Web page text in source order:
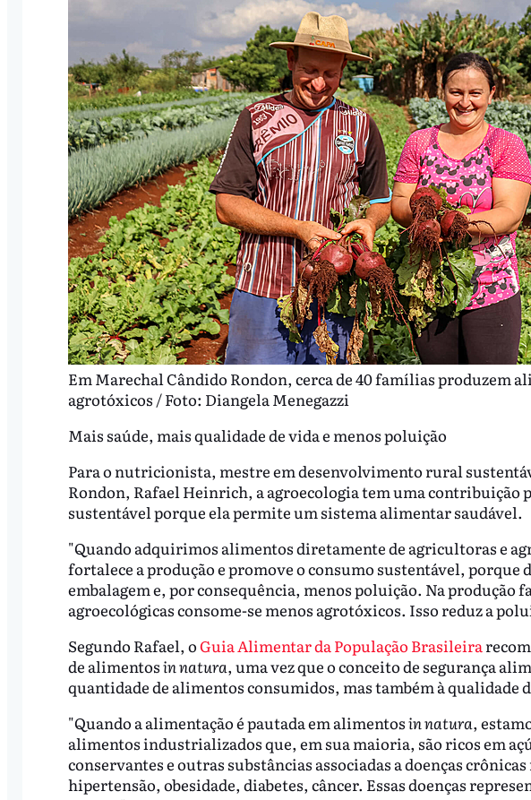
Em Marechal Cândido Rondon, cerca de 40 famílias produzem
agrotóxicos / Foto: Diangela Menegazzi
Mais saúde, mais qualidade de vida e menos poluição
Para o nutricionista, mestre em desenvolvimento rural
Rondon, Rafael Heinrich, a agroecologia tem uma contribuição
sustentável porque ela permite um sistema alimentar saudável.
"Quando adquirimos alimentos diretamente de agricultoras e
fortalece a produção e promove o consumo sustentável, porque
embalagem e, por consequência, menos poluição. Na produção
agroecológicas consome-se menos agrotóxicos. Isso reduz a
Segundo Rafael, oGuia Alimentar da População Brasileira
de alimentosin natura, uma vez que o conceito de segurança
quantidade de alimentos consumidos, mas também à qualidade
"Quando a alimentação é pautada em alimentosin natura,
alimentos industrializados que, em sua maioria, são ricos em
conservantes e outras substâncias associadas a doenças
hipertensão, obesidade, diabetes, câncer. Essas doenças